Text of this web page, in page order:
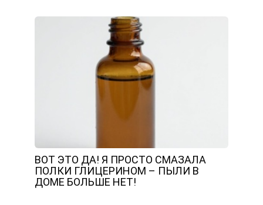
ВОТ ЭТО ДА! Я ПРОСТО СМАЗАЛА
ПОЛКИ ГЛИЦЕРИНОМ – ПЫЛИ В
ДОМЕ БОЛЬШЕ НЕТ!